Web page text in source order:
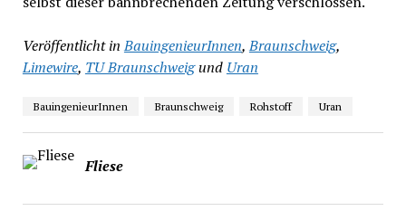
Veröffentlicht in BauingenieurInnen,Braunschweig,
Limewire, TU Braunschweigund Uran
BauingenieurInnen Braunschweig Rohstoff Uran
Fliese